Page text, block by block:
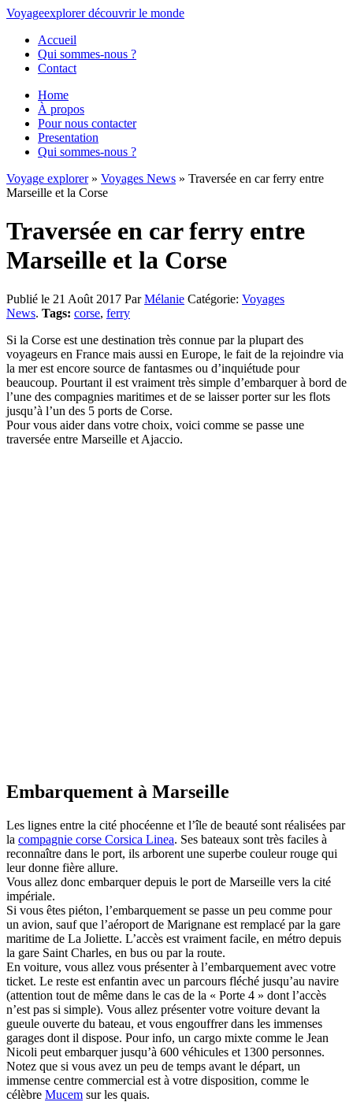
Voyageexplorer découvrirle monde
Accueil
Qui sommes-nous ?
Contact
Home
À propos
Pour nous contacter
Presentation
Qui sommes-nous ?
Voyage explorer» Voyages News » Traversée en car ferry entre
Marseille et la Corse
Traversée en car ferry entre
Marseille et la Corse
Publié le 21 Août 2017 ParMélanie Catégorie: Voyages
News. Tags: corse, ferry
Si la Corse est une destination très connue par la plupart des
voyageurs en France mais aussi en Europe, le fait de la rejoindre via
la mer est encore source de fantasmes ou d’inquiétude pour
beaucoup. Pourtant il est vraiment très simple d’embarquer à bord de
l’une des compagnies maritimes et de se laisser porter sur les flots
jusqu’à l’un des 5 ports de Corse.
Pour vous aider dans votre choix, voici comme se passe une
traversée entre Marseille et Ajaccio.
Embarquement à Marseille
Les lignes entre la cité phocéenne et l’île de beauté sont réalisées par
la compagnie corse Corsica Linea. Ses bateaux sont très faciles à
reconnaître dans le port, ils arborent une superbe couleur rouge qui
leur donne fière allure.
Vous allez donc embarquer depuis le port de Marseille vers la cité
impériale.
Si vous êtes piéton, l’embarquement se passe un peu comme pour
un avion, sauf que l’aéroport de Marignane est remplacé par la gare
maritime de La Joliette. L’accès est vraiment facile, en métro depuis
la gare Saint Charles, en bus ou par la route.
En voiture, vous allez vous présenter à l’embarquement avec votre
ticket. Le reste est enfantin avec un parcours fléché jusqu’au navire
(attention tout de même dans le cas de la « Porte 4 » dont l’accès
n’est pas si simple). Vous allez présenter votre voiture devant la
gueule ouverte du bateau, et vous engouffrer dans les immenses
garages dont il dispose. Pour info, un cargo mixte comme le Jean
Nicoli peut embarquer jusqu’à 600 véhicules et 1300 personnes.
Notez que si vous avez un peu de temps avant le départ, un
immense centre commercial est à votre disposition, comme le
célèbre Mucem sur les quais.